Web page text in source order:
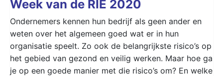
Week van de RIE 2020
Ondernemers kennen hun bedrijf als geen ander en
weten over het algemeen goed wat er in hun
organisatie speelt. Zo ook de belangrijkste risico’s op
het gebied van gezond en veilig werken. Maar hoe ga
je op een goede manier met die risico’s om? En welke